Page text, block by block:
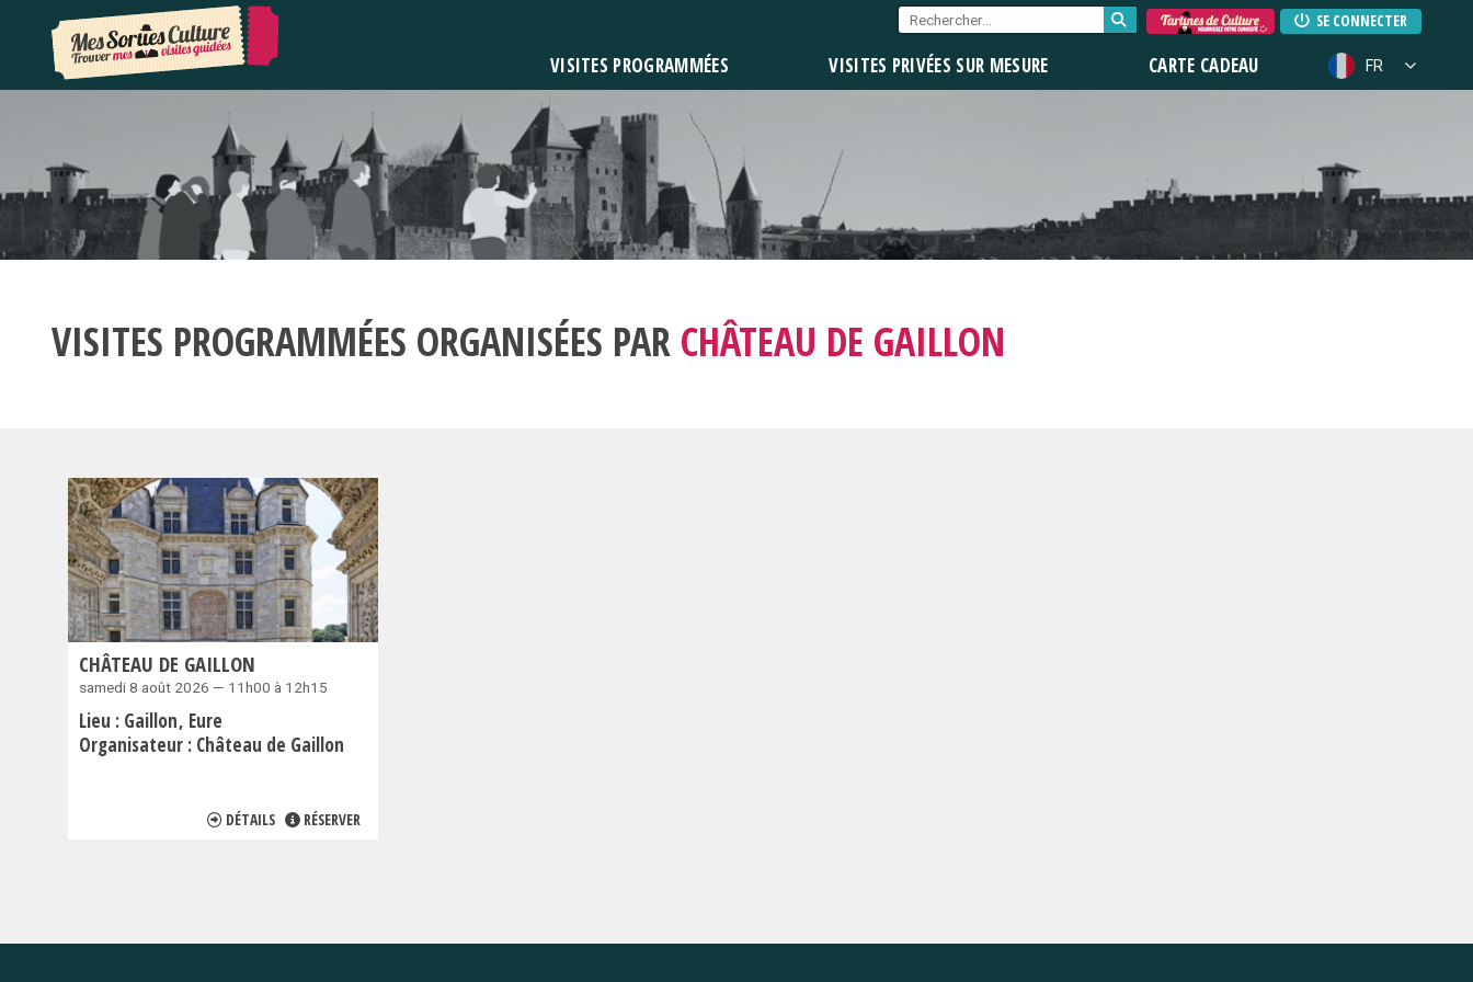
SE CONNECTER
VISITES PROGRAMMÉES VISITES PRIVÉES SUR MESURE CARTE CADEAU FR
VISITES PROGRAMMÉES ORGANISÉES PAR CHÂTEAU DE GAILLON
CHÂTEAU DE GAILLON
samedi 8 août 2026 — 11h00 à 12h15
Lieu : Gaillon Eure
Organisateur : Château de Gaillon
DÉTAILS RÉSERVER